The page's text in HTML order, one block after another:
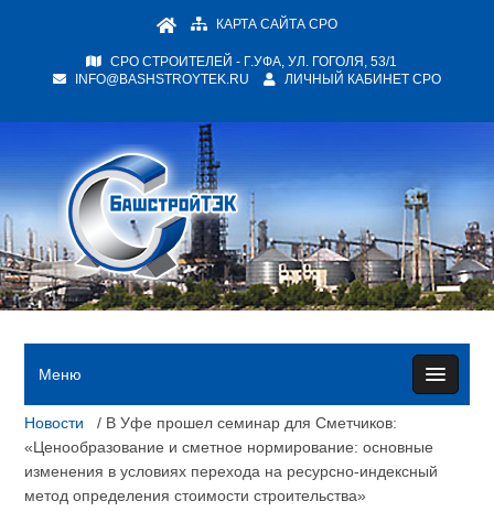
КАРТА САЙТА СРО
СРО СТРОИТЕЛЕЙ - Г.УФА, УЛ. ГОГОЛЯ, 53/1
INFO@BASHSTROYTEK.RU
ЛИЧНЫЙ КАБИНЕТ СРО
Меню
Новости
/ В Уфе прошел семинар для Сметчиков:
«Ценообразование и сметное нормирование: основные
изменения в условиях перехода на ресурсно-индексный
метод определения стоимости строительства»